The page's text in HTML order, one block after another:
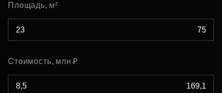
Площадь, м²
Стоимость, млн ₽